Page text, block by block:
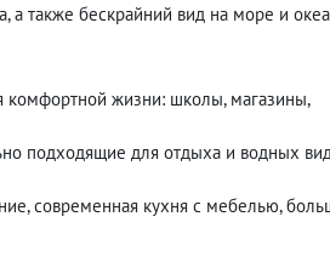
а также бескрайний вид на море и
комфортной жизни: школы, магазины,
подходящие для отдыха и водных
современная кухня с мебелью,